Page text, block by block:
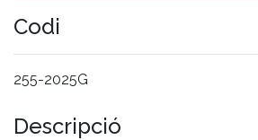
Codi
255-2025G
Descripció